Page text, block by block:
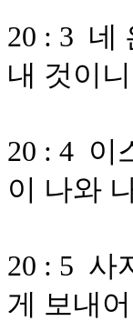
20 : 3 네
내 것이
20 : 4 이
이 나와
20 : 5 사
게 보내